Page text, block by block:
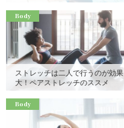
Body
ストレッチは二人で行うのが効果
大！ペアストレッチのススメ
Body